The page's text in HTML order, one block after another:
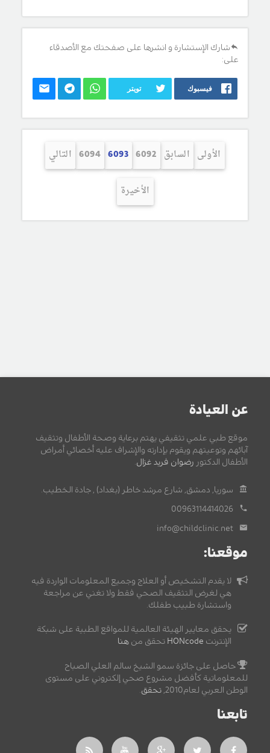
شارك الإستشارة و انشرها على صفحتك مع الأصدقاء
على:
فيسبوك تويتر
الأولى السابق 6092
6093
6094 التالي
الأخيرة
عن العيادة
موقع طبي علمي تثقيفي يهتم برعاية وصحة الأطفال وتثقيف
آبائهم وتوعيتهم ويقوم بإدارته والإشراف عليه أخصائي أمراض
الأطفال الدكتور رضوان فريد غزال
سوريا, دمشق, شارع مرشد خاطر (بغداد) , جادة الخطيب.
00963114414026
info@childclinic.net
موقعنا:
لا يقدم التشخيص أو العلاج وجميع المعلومات الواردة فيه
هي لغرض التثقيف الصحي فقط ولا تغني عن مراجعة
واستشارة طبيب طفلك.
يحقق معايير الهيئة العالمية للمواقع الطبية على شبكة
الإنترنت HONcode تحقق من هنا
حاصل على جائزة سمو الشيخ سالم العلي الصباح
للمعلوماتية كأفضل مشروع صحي إلكتروني على مستوى
الوطن العربي لعام2010,
تحقق
تابعنا